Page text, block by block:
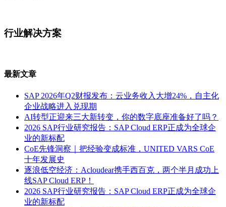
行业解决方案
最新文章
SAP 2026年Q2财报发布：云业务收入大增24%，自主化
企业战略进入兑现期
AI转型正迎来三大新转变，你的数字底座准备好了吗？
2026 SAP行业研究报告：SAP Cloud ERP正成为全球企
业的新标配
CoE先锋洞察｜把经验变成标准，UNITED VARS CoE
十年发展史
逐浪低空经济：Acloudear携手西百克，两个半月成功上
线SAP Cloud ERP！
2026 SAP行业研究报告：SAP Cloud ERP正成为全球企
业的新标配